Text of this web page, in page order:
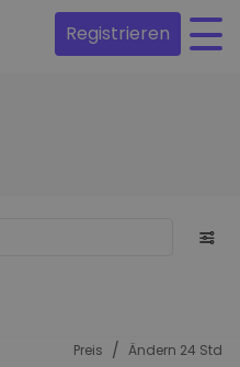
Registrieren
Preis / Ändern 24 Std